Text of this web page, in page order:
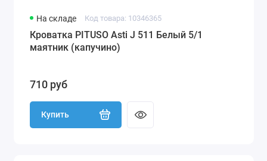
На складе Код товара: 10346365
Кроватка PITUSO Asti J 511 Белый 5/1
маятник (капучино)
710 руб
Купить